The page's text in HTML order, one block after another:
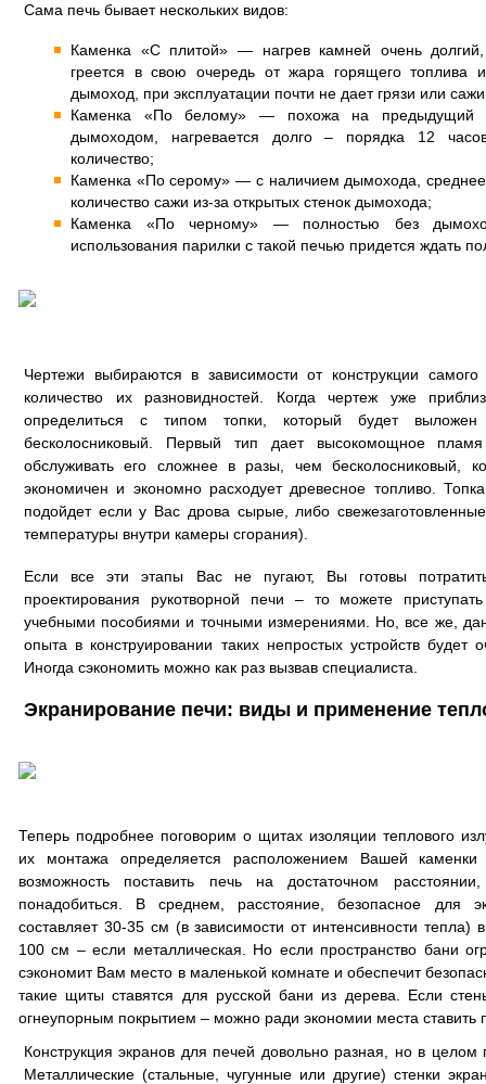
Сама печь бывает нескольких видов:
Каменка «С плитой» — нагрев камней очень
греется в свою очередь от жара горящего топлива
дымоход, при эксплуатации почти не дает грязи или
Каменка «По белому» — похожа на предыдущий
дымоходом, нагревается долго – порядка 12
количество;
Каменка «По серому» — с наличием дымохода,
количество сажи из-за открытых стенок дымохода;
Каменка «По черному» — полностью без
использования парилки с такой печью придется ждать
Чертежи выбираются в зависимости от конструкции
количество их разновидностей. Когда чертеж уже
определиться с типом топки, который будет
бесколосниковый. Первый тип дает высокомощное
обслуживать его сложнее в разы, чем бесколосниковый,
экономичен и экономно расходует древесное топливо.
подойдет если у Вас дрова сырые, либо
температуры внутри камеры сгорания).
Если все эти этапы Вас не пугают, Вы готовы
проектирования рукотворной печи – то можете
учебными пособиями и точными измерениями. Но, все же,
опыта в конструировании таких непростых устройств будет
Иногда сэкономить можно как раз вызвав специалиста.
Экранирование печи: виды и применение
Теперь подробнее поговорим о щитах изоляции теплового
их монтажа определяется расположением Вашей каменки
возможность поставить печь на достаточном
понадобиться. В среднем, расстояние, безопасное для
составляет 30-35 см (в зависимости от интенсивности тепла)
100 см – если металлическая. Но если пространство бани
сэкономит Вам место в маленькой комнате и обеспечит
такие щиты ставятся для русской бани из дерева. Если
огнеупорным покрытием – можно ради экономии места ставить
Конструкция экранов для печей довольно разная, но в
Металлические (стальные, чугунные или другие) стенки